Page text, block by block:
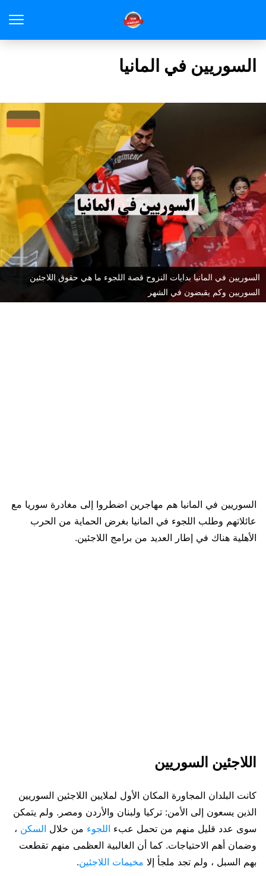
السوريين في المانيا
السوريين في المانيا بدايات النزوح قصة اللجوء ما هي حقوق اللاجئين
السوريين وكم يقبضون في الشهر
السوريين في المانيا هم مهاجرين اضطروا إلى مغادرة سوريا مع
عائلاتهم وطلب اللجوء في المانيا بغرض الحماية من الحرب
الأهلية هناك في إطار العديد من برامج اللاجئين.
اللاجئين السوريين
كانت البلدان المجاورة المكان الأول لملايين اللاجئين السوريين
الذين يسعون إلى الأمن: تركيا ولبنان والأردن ومصر. ولم يتمكن
سوى عدد قليل منهم من تحمل عبء اللجوء من خلال السكن ،
وضمان أهم الاحتياجات. كما أن الغالبية العظمى منهم تقطعت
بهم السبل ، ولم تجد ملجأ إلا مخيمات اللاجئين.